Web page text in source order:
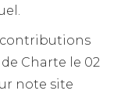
contributions
Charte le 02
note site